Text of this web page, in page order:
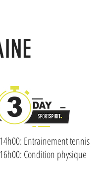
14h00: Entrainement tennis
16h00: Condition physique